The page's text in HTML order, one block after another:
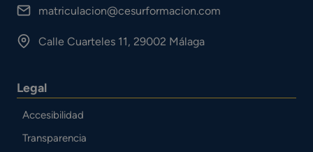
matriculacion@cesurformacion.com
Calle Cuarteles 11, 29002 Málaga
Legal
Accesibilidad
Transparencia